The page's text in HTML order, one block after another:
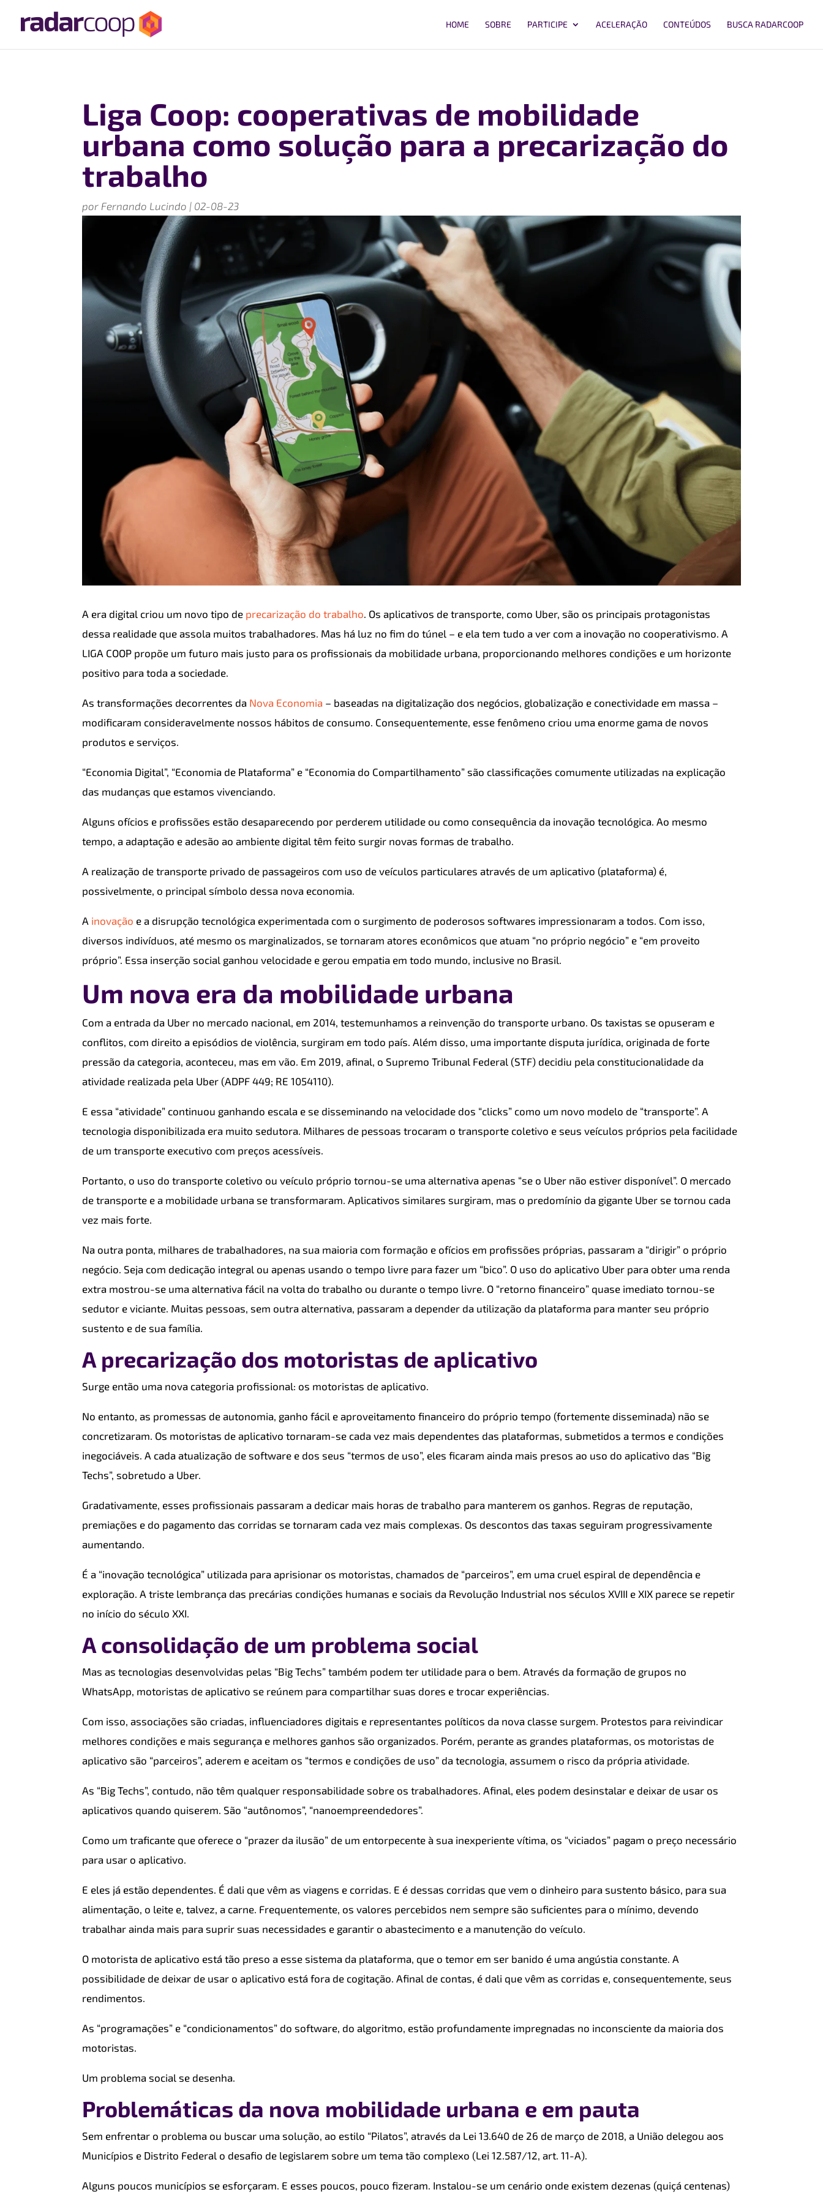
HOME SOBRE PARTICIPE ACELERAÇÃO CONTEÚDOS BUSCA RADARCOOP
Liga Coop: cooperativas de mobilidade
urbana como solução para a precarização do
trabalho
por Fernando Lucindo | 02-08-23
A era digital criou um novo tipo de precarização do trabalho . Os aplicativos de transporte, como Uber, são os principais protagonistas
dessa realidade que assola muitos trabalhadores. Mas há luz no fim do túnel – e ela tem tudo a ver com a inovação no cooperativismo. A
LIGA COOP propõe um futuro mais justo para os profissionais da mobilidade urbana, proporcionando melhores condições e um horizonte
positivo para toda a sociedade.
As transformações decorrentes da Nova Economia – baseadas na digitalização dos negócios, globalização e conectividade em massa –
modificaram consideravelmente nossos hábitos de consumo. Consequentemente, esse fenômeno criou uma enorme gama de novos
produtos e serviços.
“Economia Digital”, “Economia de Plataforma” e “Economia do Compartilhamento” são classificações comumente utilizadas na explicação
das mudanças que estamos vivenciando.
Alguns ofícios e profissões estão desaparecendo por perderem utilidade ou como consequência da inovação tecnológica. Ao mesmo
tempo, a adaptação e adesão ao ambiente digital têm feito surgir novas formas de trabalho.
A realização de transporte privado de passageiros com uso de veículos particulares através de um aplicativo (plataforma) é,
possivelmente, o principal símbolo dessa nova economia.
A inovação e a disrupção tecnológica experimentada com o surgimento de poderosos softwares impressionaram a todos. Com isso,
diversos indivíduos, até mesmo os marginalizados, se tornaram atores econômicos que atuam “no próprio negócio” e “em proveito
próprio”. Essa inserção social ganhou velocidade e gerou empatia em todo mundo, inclusive no Brasil.
Um nova era da mobilidade urbana
Com a entrada da Uber no mercado nacional, em 2014, testemunhamos a reinvenção do transporte urbano. Os taxistas se opuseram e
conflitos, com direito a episódios de violência, surgiram em todo país. Além disso, uma importante disputa jurídica, originada de forte
pressão da categoria, aconteceu, mas em vão. Em 2019, afinal, o Supremo Tribunal Federal (STF) decidiu pela constitucionalidade da
atividade realizada pela Uber (ADPF 449; RE 1054110).
E essa “atividade” continuou ganhando escala e se disseminando na velocidade dos “clicks” como um novo modelo de “transporte”. A
tecnologia disponibilizada era muito sedutora. Milhares de pessoas trocaram o transporte coletivo e seus veículos próprios pela facilidade
de um transporte executivo com preços acessíveis.
Portanto, o uso do transporte coletivo ou veículo próprio tornou-se uma alternativa apenas “se o Uber não estiver disponível”. O mercado
de transporte e a mobilidade urbana se transformaram. Aplicativos similares surgiram, mas o predomínio da gigante Uber se tornou cada
vez mais forte.
Na outra ponta, milhares de trabalhadores, na sua maioria com formação e ofícios em profissões próprias, passaram a “dirigir” o próprio
negócio. Seja com dedicação integral ou apenas usando o tempo livre para fazer um “bico”. O uso do aplicativo Uber para obter uma renda
extra mostrou-se uma alternativa fácil na volta do trabalho ou durante o tempo livre. O “retorno financeiro” quase imediato tornou-se
sedutor e viciante. Muitas pessoas, sem outra alternativa, passaram a depender da utilização da plataforma para manter seu próprio
sustento e de sua família.
A precarização dos motoristas de aplicativo
Surge então uma nova categoria profissional: os motoristas de aplicativo.
No entanto, as promessas de autonomia, ganho fácil e aproveitamento financeiro do próprio tempo (fortemente disseminada) não se
concretizaram. Os motoristas de aplicativo tornaram-se cada vez mais dependentes das plataformas, submetidos a termos e condições
inegociáveis. A cada atualização de software e dos seus “termos de uso”, eles ficaram ainda mais presos ao uso do aplicativo das “Big
Techs”, sobretudo a Uber.
Gradativamente, esses profissionais passaram a dedicar mais horas de trabalho para manterem os ganhos. Regras de reputação,
premiações e do pagamento das corridas se tornaram cada vez mais complexas. Os descontos das taxas seguiram progressivamente
aumentando.
É a “inovação tecnológica” utilizada para aprisionar os motoristas, chamados de “parceiros”, em uma cruel espiral de dependência e
exploração. A triste lembrança das precárias condições humanas e sociais da Revolução Industrial nos séculos XVIII e XIX parece se repetir
no início do século XXI.
A consolidação de um problema social
Mas as tecnologias desenvolvidas pelas “Big Techs” também podem ter utilidade para o bem. Através da formação de grupos no
WhatsApp, motoristas de aplicativo se reúnem para compartilhar suas dores e trocar experiências.
Com isso, associações são criadas, influenciadores digitais e representantes políticos da nova classe surgem. Protestos para reivindicar
melhores condições e mais segurança e melhores ganhos são organizados. Porém, perante as grandes plataformas, os motoristas de
aplicativo são “parceiros”, aderem e aceitam os “termos e condições de uso” da tecnologia, assumem o risco da própria atividade.
As “Big Techs”, contudo, não têm qualquer responsabilidade sobre os trabalhadores. Afinal, eles podem desinstalar e deixar de usar os
aplicativos quando quiserem. São “autônomos”, “nanoempreendedores”.
Como um traficante que oferece o “prazer da ilusão” de um entorpecente à sua inexperiente vítima, os “viciados” pagam o preço necessário
para usar o aplicativo.
E eles já estão dependentes. É dali que vêm as viagens e corridas. E é dessas corridas que vem o dinheiro para sustento básico, para sua
alimentação, o leite e, talvez, a carne. Frequentemente, os valores percebidos nem sempre são suficientes para o mínimo, devendo
trabalhar ainda mais para suprir suas necessidades e garantir o abastecimento e a manutenção do veículo.
O motorista de aplicativo está tão preso a esse sistema da plataforma, que o temor em ser banido é uma angústia constante. A
possibilidade de deixar de usar o aplicativo está fora de cogitação. Afinal de contas, é dali que vêm as corridas e, consequentemente, seus
rendimentos.
As “programações” e “condicionamentos” do software, do algoritmo, estão profundamente impregnadas no inconsciente da maioria dos
motoristas.
Um problema social se desenha.
Problemáticas da nova mobilidade urbana e em pauta
Sem enfrentar o problema ou buscar uma solução, ao estilo “Pilatos”, através da Lei 13.640 de 26 de março de 2018, a União delegou aos
Municípios e Distrito Federal o desafio de legislarem sobre um tema tão complexo (Lei 12.587/12, art. 11-A).
Alguns poucos municípios se esforçaram. E esses poucos, pouco fizeram. Instalou-se um cenário onde existem dezenas (quiçá centenas)